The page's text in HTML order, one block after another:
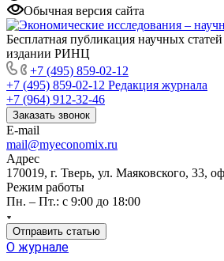
Обычная версия сайта
Бесплатная публикация научных
издании РИНЦ
+7 (495) 859-02-12
+7 (495) 859-02-12 Редакция журнала
+7 (964) 912-32-46
Заказать звонок
E-mail
mail@myeconomix.ru
Адрес
170019, г. Тверь, ул. Маяковского, 33,
Режим работы
Пн. – Пт.: с 9:00 до 18:00
Отправить статью
О журнале